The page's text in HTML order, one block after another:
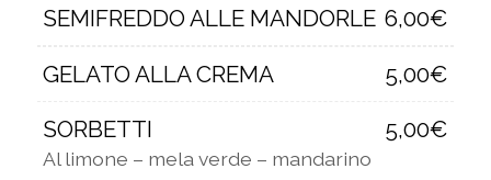
SEMIFREDDO ALLE MANDORLE 6,00€
GELATO ALLA CREMA
5,00€
SORBETTI
5,00€
Al limone – mela verde – mandarino